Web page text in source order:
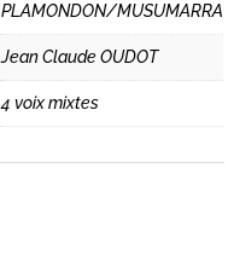
PLAMONDON/MUSUMARRA
Jean Claude OUDOT
4 voix mixtes